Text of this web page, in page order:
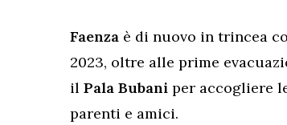
Faenza è di nuovo in trincea
2023, oltre alle prime
il Pala Bubani per accogliere
parenti e amici.